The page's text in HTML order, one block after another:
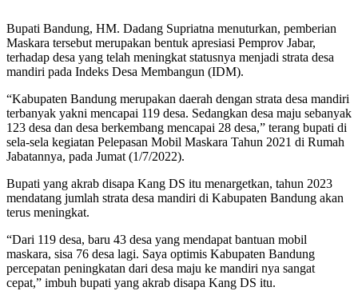
Bupati Bandung, HM. Dadang Supriatna menuturkan, pemberian
Maskara tersebut merupakan bentuk apresiasi Pemprov Jabar,
terhadap desa yang telah meningkat statusnya menjadi strata desa
mandiri pada Indeks Desa Membangun (IDM).
“Kabupaten Bandung merupakan daerah dengan strata desa mandiri
terbanyak yakni mencapai 119 desa. Sedangkan desa maju sebanyak
123 desa dan desa berkembang mencapai 28 desa,” terang bupati di
sela-sela kegiatan Pelepasan Mobil Maskara Tahun 2021 di Rumah
Jabatannya, pada Jumat (1/7/2022).
Bupati yang akrab disapa Kang DS itu menargetkan, tahun 2023
mendatang jumlah strata desa mandiri di Kabupaten Bandung akan
terus meningkat.
“Dari 119 desa, baru 43 desa yang mendapat bantuan mobil
maskara, sisa 76 desa lagi. Saya optimis Kabupaten Bandung
percepatan peningkatan dari desa maju ke mandiri nya sangat
cepat,” imbuh bupati yang akrab disapa Kang DS itu.